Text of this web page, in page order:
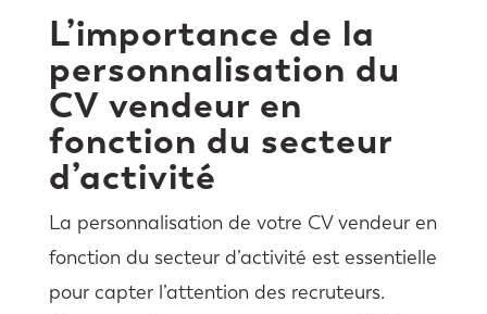
L’importance de la
personnalisation du
CV vendeur en
fonction du secteur
d’activité
La personnalisation de votre CV vendeur en
fonction du secteur d’activité est essentielle
pour capter l’attention des recruteurs.